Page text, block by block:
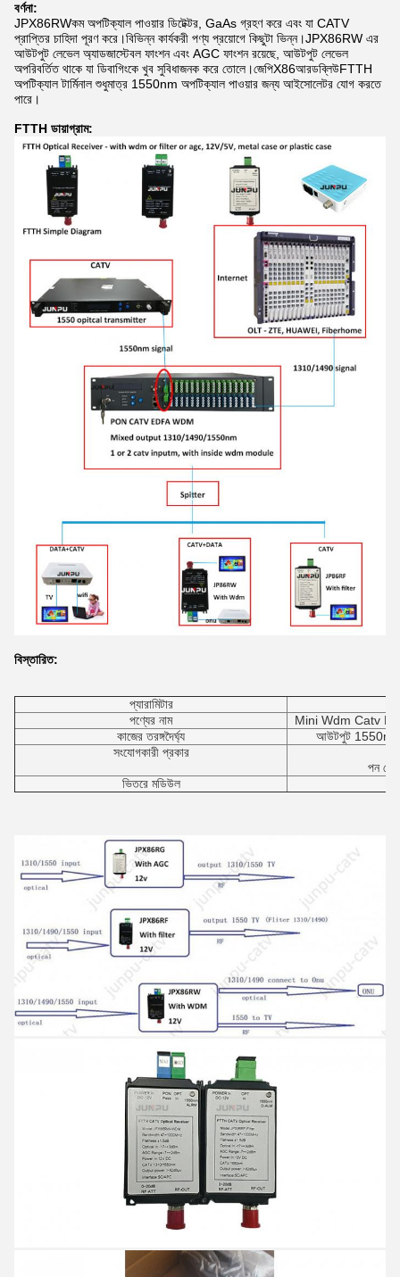
বর্ণনা:
JPX86RWকম অপটিক্যাল পাওয়ার ডিটেক্টর, GaAs গ্রহণ করে এবং যা CATV
প্রাপ্তির চাহিদা পূরণ করে।বিভিন্ন কার্যকরী পণ্য প্রয়োগে কিছুটা ভিন্ন।JPX86RW এর
আউটপুট লেভেল অ্যাডজাস্টেবল ফাংশন এবং AGC ফাংশন রয়েছে, আউটপুট লেভেল
অপরিবর্তিত থাকে যা ডিবাগিংকে খুব সুবিধাজনক করে তোলে।জেপিX86আরডব্লিউFTTH
অপটিক্যাল টার্মিনাল শুধুমাত্র 1550nm অপটিক্যাল পাওয়ার জন্য আইসোলেটর যোগ করতে
পারে।
FTTH ডায়াগ্রাম:
বিস্তারিত:
প্যারামিটার
পণ্যের নাম
Mini Wdm Catv
কাজের তরঙ্গদৈর্ঘ্য
আউটপুট
সংযোগকারী প্রকার
পন
ভিতরে মডিউল